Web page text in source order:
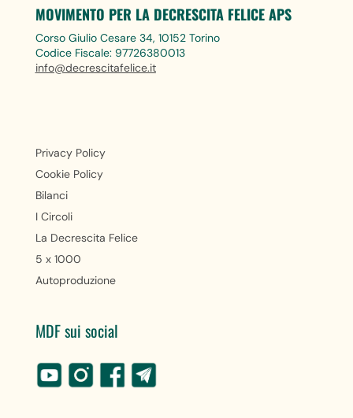
MOVIMENTO PER LA DECRESCITA FELICE APS
Corso Giulio Cesare 34, 10152 Torino
Codice Fiscale: 97726380013
info@decrescitafelice.it
Privacy Policy
Cookie Policy
Bilanci
I Circoli
La Decrescita Felice
5 x 1000
Autoproduzione
MDF sui social